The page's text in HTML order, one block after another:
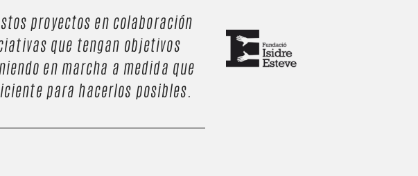
proyectos en colaboración
que tengan objetivos
en marcha a medida que
para hacerlos posibles.